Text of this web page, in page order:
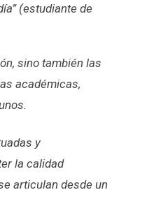
(estudiante de
sino también las
académicas,
y
la calidad
articulan desde un